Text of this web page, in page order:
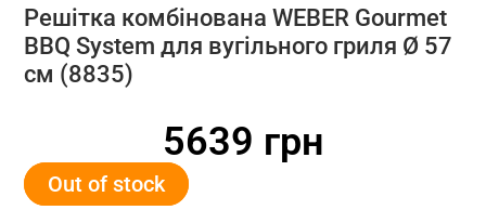
Решітка комбінована WEBER Gourmet
BBQ System для вугільного гриля Ø 57
см (8835)
5639 грн
Out of stock